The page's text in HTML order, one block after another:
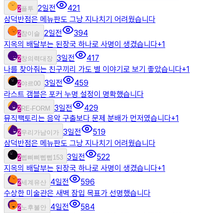
2플투 2일전
421
삼덕반점은 메뉴판도 그냥 지나치기 어려웠습니다
2참이슬 2일전
394
지옥의 배달부는 된장국 하나로 사명이 생겼습니다+1
2창의력대장 3일전
417
나를 찾아줘는 친구끼리 가도 별 이야기로 보기 좋았습니다+1
2야르00 3일전
459
라스트 갬블은 포커 누명 설정이 명확했습니다
2RE-FORM 3일전
429
뮤직팩토리는 음악 구출보다 문제 분배가 먼저였습니다+1
2우리가남이가 3일전
519
삼덕반점은 메뉴판도 그냥 지나치기 어려웠습니다
2삡삐삐삡삡153 3일전
522
지옥의 배달부는 된장국 하나로 사명이 생겼습니다+1
2세계유산 4일전
596
수상한 미술관은 새벽 잠입 목표가 선명했습니다
2노후불안 4일전
584